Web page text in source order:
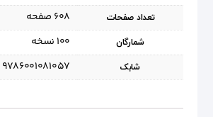
تعداد صفحات ۶۰۸ صفحه
شمارگان ۱۰۰ نسخه
شابک 9786001081057